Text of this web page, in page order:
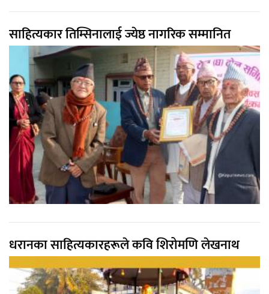
साहित्यकार तिम्सिनालाई ज्येष्ठ नागरिक सम्मानित
धरानका साहित्यकारहरूले कवि शिरोमणि लेखनाथ